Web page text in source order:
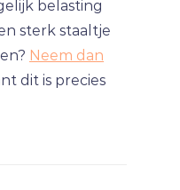
belasting
sterk staaltje
Neem dan
dit is precies